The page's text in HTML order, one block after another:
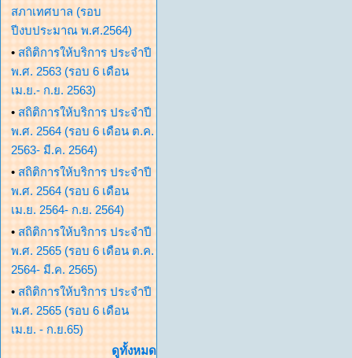
สภาเทศบาล (รอบ
ปีงบประมาณ พ.ศ.2564)
• สถิติการให้บริการ ประจำปี
พ.ศ. 2563 (รอบ 6 เดือน
เม.ย.- ก.ย. 2563)
• สถิติการให้บริการ ประจำปี
พ.ศ. 2564 (รอบ 6 เดือน ต.ค.
2563- มี.ค. 2564)
• สถิติการให้บริการ ประจำปี
พ.ศ. 2564 (รอบ 6 เดือน
เม.ย. 2564- ก.ย. 2564)
• สถิติการให้บริการ ประจำปี
พ.ศ. 2565 (รอบ 6 เดือน ต.ค.
2564- มี.ค. 2565)
• สถิติการให้บริการ ประจำปี
พ.ศ. 2565 (รอบ 6 เดือน
เม.ย. - ก.ย.65)
ดูทั้งหมด